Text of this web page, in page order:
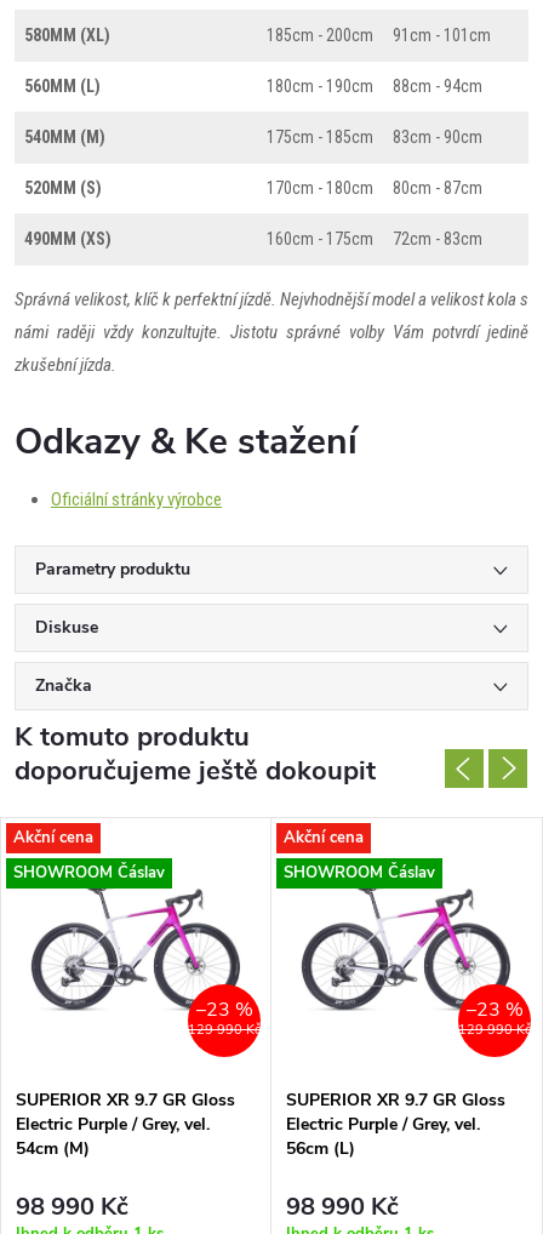
580MM (XL) 185cm - 200cm 91cm - 101cm
560MM (L) 180cm - 190cm 88cm - 94cm
540MM (M) 175cm - 185cm 83cm - 90cm
520MM (S) 170cm - 180cm 80cm - 87cm
490MM (XS) 160cm - 175cm 72cm - 83cm
Správná velikost, klíč k perfektní jízdě. Nejvhodnější model a velikost kola s
námi raději vždy konzultujte. Jistotu správné volby Vám potvrdí jedině
zkušební jízda.
Odkazy & Ke stažení
Oficiální stránky výrobce
Parametry produktu
Diskuse
Značka
K tomuto produktu
doporučujeme ještě dokoupit
Akční cena
SHOWROOM Čáslav
129 990 Kč
–23 %
SUPERIOR XR 9.7 GR Gloss
Electric Purple / Grey, vel.
54cm (M)
98 990 Kč
Akční cena
SHOWROOM Čáslav
129 990 Kč
–23 %
SUPERIOR XR 9.7 GR Gloss
Electric Purple / Grey, vel.
56cm (L)
98 990 Kč